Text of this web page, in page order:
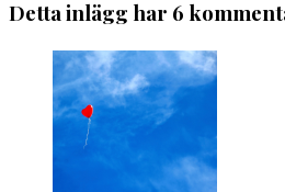
Detta inlägg har 6